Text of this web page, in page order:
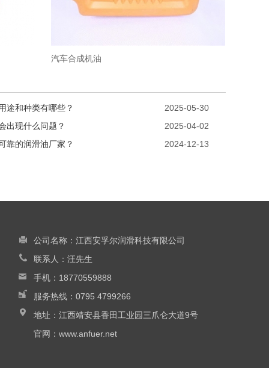
汽车合成机油
途和种类有哪些？
2025-05-30
出现什么问题？
2025-04-02
靠的润滑油厂家？
2024-12-13
公司名称： 江西安孚尔润滑科技有限公司
联系人：汪先生
手机： 18770559888
服务热线： 0795 4799266
地址： 江西靖安县香田工业园三爪仑大道9号
官网： www.anfuer.net